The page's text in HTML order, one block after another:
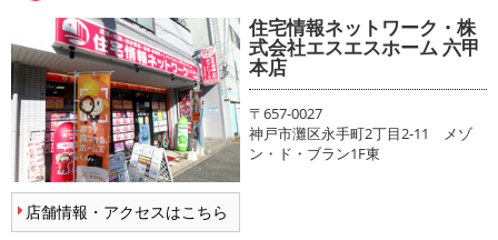
店舗情報・アクセスはこちら
住宅情報ネットワーク・株
式会社エスエスホーム 六甲
本店
〒657-0027
神戸市灘区永手町2丁目2-11 メゾ
ン・ド・ブラン1F東